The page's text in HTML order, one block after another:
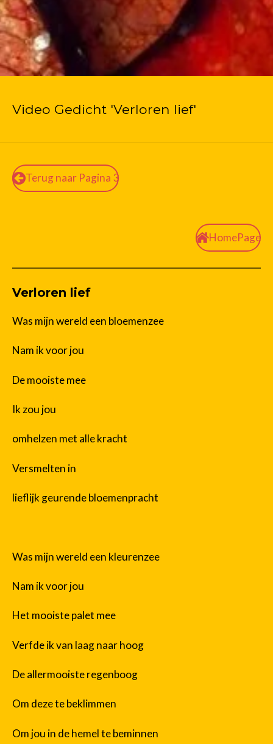
Video Gedicht 'Verloren lief'
Terug naar Pagina 3
HomePage
Verloren lief
Was mijn wereld een bloemenzee
Nam ik voor jou
De mooiste mee
Ik zou jou
omhelzen met alle kracht
Versmelten in
lieflijk geurende bloemenpracht
Was mijn wereld een kleurenzee
Nam ik voor jou
Het mooiste palet mee
Verfde ik van laag naar hoog
De allermooiste regenboog
Om deze te beklimmen
Om jou in de hemel te beminnen